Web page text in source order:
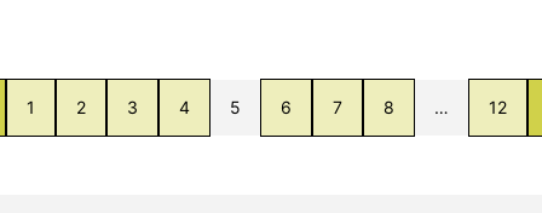
1 2 3 4 5 6 7 8 … 12